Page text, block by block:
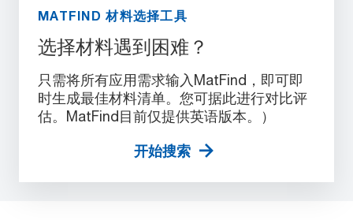
MATFIND 材料选择工具
选择材料遇到困难？
只需将所有应用需求输入MatFind，即可即
时生成最佳材料清单。您可据此进行对比评
估。MatFind目前仅提供英语版本。）
开始搜索